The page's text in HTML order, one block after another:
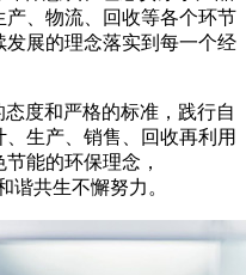
、物流、回收等各个环节
展的理念落实到每一个经
度和严格的标准，践行自
生产、销售、回收再利用
能的环保理念，
谐共生不懈努力。